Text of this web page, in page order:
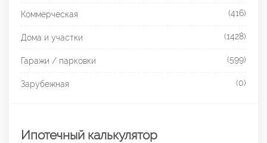
Коммерческая (416)
Дома и участки (1428)
Гаражи / парковки (599)
Зарубежная (0)
Ипотечный калькулятор